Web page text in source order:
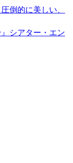
倒的に美しい、
シアター・エン